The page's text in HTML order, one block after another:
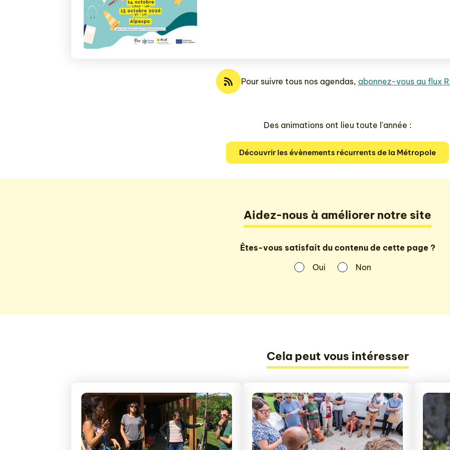
Pour suivre tous nos agendas, abonnez-vous au flux
Des animations ont lieu toute l'année :
Découvrir les évènements récurrents de la Métropole
Aidez-nous à améliorer notre site
Êtes-vous satisfait du contenu de cette page ?
Oui
Non
Cela peut vous intéresser